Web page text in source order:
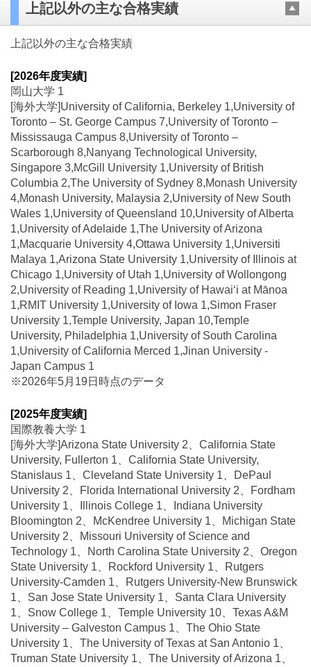
上記以外の主な合格実績
上記以外の主な合格実績
[2026年度実績]
岡山大学 1
[海外大学]University of California, Berkeley 1,University of
Toronto – St. George Campus 7,University of Toronto –
Mississauga Campus 8,University of Toronto –
Scarborough 8,Nanyang Technological University,
Singapore 3,McGill University 1,University of British
Columbia 2,The University of Sydney 8,Monash University
4,Monash University, Malaysia 2,University of New South
Wales 1,University of Queensland 10,University of Alberta
1,University of Adelaide 1,The University of Arizona
1,Macquarie University 4,Ottawa University 1,Universiti
Malaya 1,Arizona State University 1,University of Illinois at
Chicago 1,University of Utah 1,University of Wollongong
2,University of Reading 1,University of Hawaiʻi at Mānoa
1,RMIT University 1,University of Iowa 1,Simon Fraser
University 1,Temple University, Japan 10,Temple
University, Philadelphia 1,University of South Carolina
1,University of California Merced 1,Jinan University -
Japan Campus 1
※2026年5月19日時点のデータ
[2025年度実績]
国際教養大学 1
[海外大学]Arizona State University 2、California State
University, Fullerton 1、California State University,
Stanislaus 1、Cleveland State University 1、DePaul
University 2、Florida International University 2、Fordham
University 1、Illinois College 1、Indiana University
Bloomington 2、McKendree University 1、Michigan State
University 2、Missouri University of Science and
Technology 1、North Carolina State University 2、Oregon
State University 1、Rockford University 1、Rutgers
University-Camden 1、Rutgers University-New Brunswick
1、San Jose State University 1、Santa Clara University
1、Snow College 1、Temple University 10、Texas A&M
University – Galveston Campus 1、The Ohio State
University 1、The University of Texas at San Antonio 1、
Truman State University 1、The University of Arizona 1、